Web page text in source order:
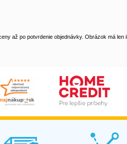
až po potvrdenie objednávky. Obrázok má len